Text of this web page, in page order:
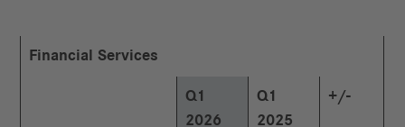
Financial Services
Q1
2026
Q1
2025
+/-